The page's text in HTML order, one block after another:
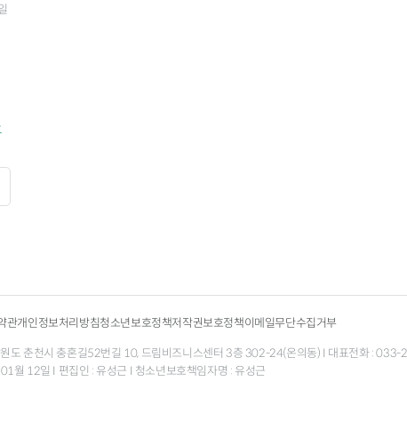
관개인정보처리방침청소년보호정책저작권보호정책이메일무단수집거부
원도 춘천시 충혼길52번길 10, 드림비즈니스센터 3층 302-24(온의동) I 대표전화 :
12일 I 편집인 : 유성근 I 청소년보호책임자명 : 유성근